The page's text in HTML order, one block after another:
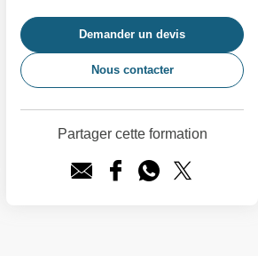
Demander un devis
Nous contacter
Partager cette formation